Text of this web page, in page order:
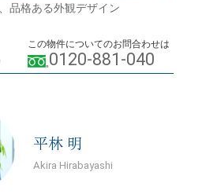
品格ある外観デザイン
この物件についてのお問合わせは
0120-881-040
平林 明
Akira Hirabayashi